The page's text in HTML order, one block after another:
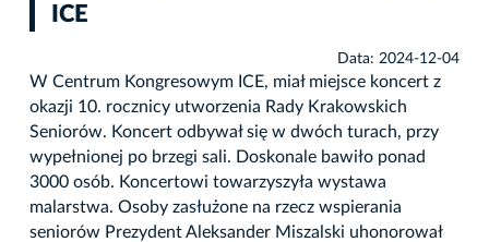
ICE
Data: 2024-12-04
W Centrum Kongresowym ICE, miał miejsce koncert z
okazji 10. rocznicy utworzenia Rady Krakowskich
Seniorów. Koncert odbywał się w dwóch turach, przy
wypełnionej po brzegi sali. Doskonale bawiło ponad
3000 osób. Koncertowi towarzyszyła wystawa
malarstwa. Osoby zasłużone na rzecz wspierania
seniorów Prezydent Aleksander Miszalski uhonorował